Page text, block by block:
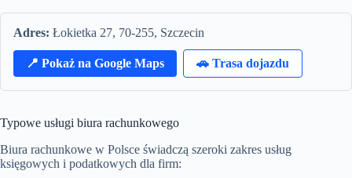
Adres: Łokietka 27, 70-255, Szczecin
📍 Pokaż na Google Maps 🚗 Trasa dojazdu
Typowe usługi biura rachunkowego
Biura rachunkowe w Polsce świadczą szeroki zakres usług
księgowych i podatkowych dla firm: